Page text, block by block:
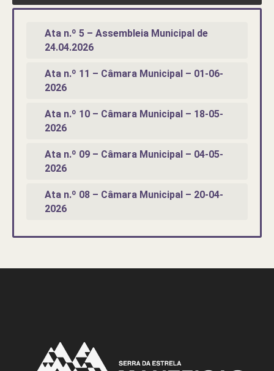
Ata n.º 5 – Assembleia Municipal de
24.04.2026
Ata n.º 11 – Câmara Municipal – 01-06-
2026
Ata n.º 10 – Câmara Municipal – 18-05-
2026
Ata n.º 09 – Câmara Municipal – 04-05-
2026
Ata n.º 08 – Câmara Municipal – 20-04-
2026